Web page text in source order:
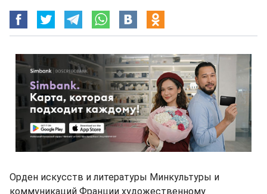
Орден искусств и литературы Минкультуры и
коммуникаций Франции художественному